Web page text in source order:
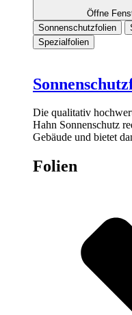
Öffne
Sonnenschutzfolien
Spezialfolien
Die qualitativ
Hahn Sonnenschutz
Gebäude und bietet
Folien